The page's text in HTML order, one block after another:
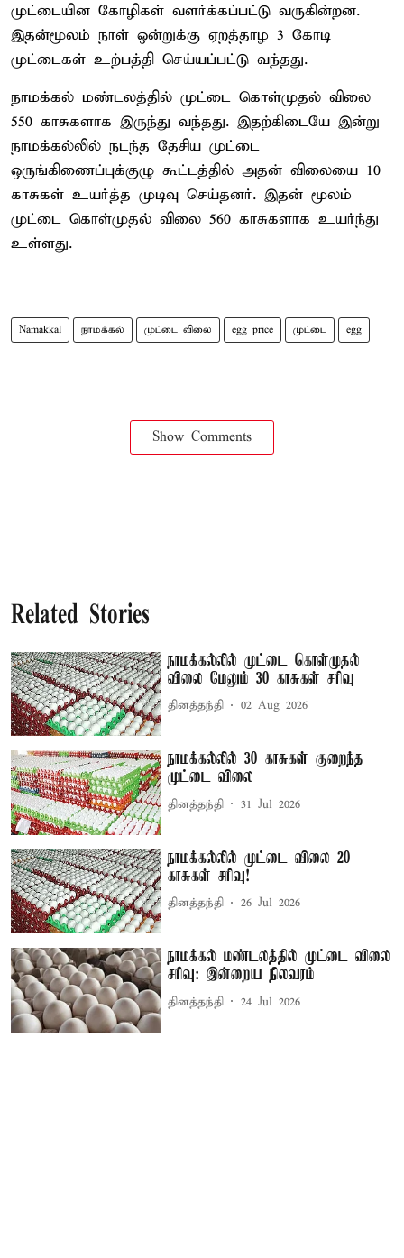
முட்டையின கோழிகள் வளர்க்கப்பட்டு வருகின்றன.
இதன்மூலம் நாள் ஒன்றுக்கு ஏறத்தாழ 3 கோடி
முட்டைகள் உற்பத்தி செய்யப்பட்டு வந்தது.
நாமக்கல் மண்டலத்தில் முட்டை கொள்முதல் விலை
550 காசுகளாக இருந்து வந்தது. இதற்கிடையே இன்று
நாமக்கல்லில் நடந்த தேசிய முட்டை
ஒருங்கிணைப்புக்குழு கூட்டத்தில் அதன் விலையை 10
காசுகள் உயர்த்த முடிவு செய்தனர். இதன் மூலம்
முட்டை கொள்முதல் விலை 560 காசுகளாக உயர்ந்து
உள்ளது.
Namakkal நாமக்கல் முட்டை விலை egg price முட்டை egg
Show Comments
Related Stories
நாமக்கல்லில் முட்டை கொள்முதல்
விலை மேலும் 30 காசுகள் சரிவு
தினத்தந்தி 02 Aug 2026
நாமக்கல்லில் 30 காசுகள் குறைந்த
முட்டை விலை
தினத்தந்தி 31 Jul 2026
நாமக்கல்லில் முட்டை விலை 20
காசுகள் சரிவு!
தினத்தந்தி 26 Jul 2026
நாமக்கல் மண்டலத்தில் முட்டை விலை
சரிவு: இன்றைய நிலவரம்
தினத்தந்தி 24 Jul 2026